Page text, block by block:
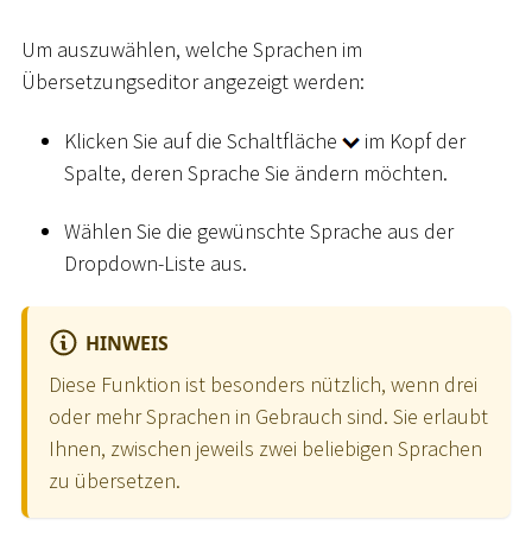
Um auszuwählen, welche Sprachen im
Übersetzungseditor angezeigt werden:
Klicken Sie auf die Schaltfläche
im Kopf der
Spalte, deren Sprache Sie ändern möchten.
Wählen Sie die gewünschte Sprache aus der
Dropdown-Liste aus.
HINWEIS
Diese Funktion ist besonders nützlich, wenn drei
oder mehr Sprachen in Gebrauch sind. Sie erlaubt
Ihnen, zwischen jeweils zwei beliebigen Sprachen
zu übersetzen.